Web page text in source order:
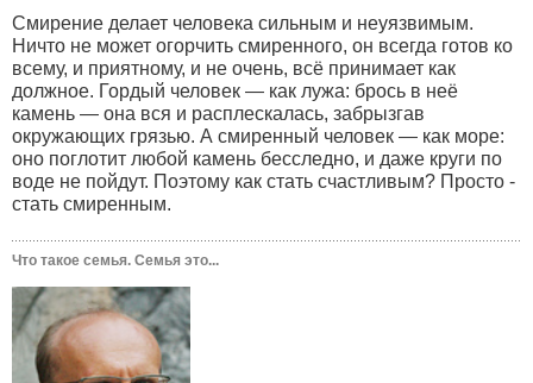
Смирение делает человека сильным и неуязвимым.
Ничто не может огорчить смиренного, он всегда готов ко
всему, и приятному, и не очень, всё принимает как
должное. Гордый человек — как лужа: брось в неё
камень — она вся и расплескалась, забрызгав
окружающих грязью. А смиренный человек — как море:
оно поглотит любой камень бесследно, и даже круги по
воде не пойдут. Поэтому как стать счастливым? Просто -
стать смиренным.
Что такое семья. Семья это...